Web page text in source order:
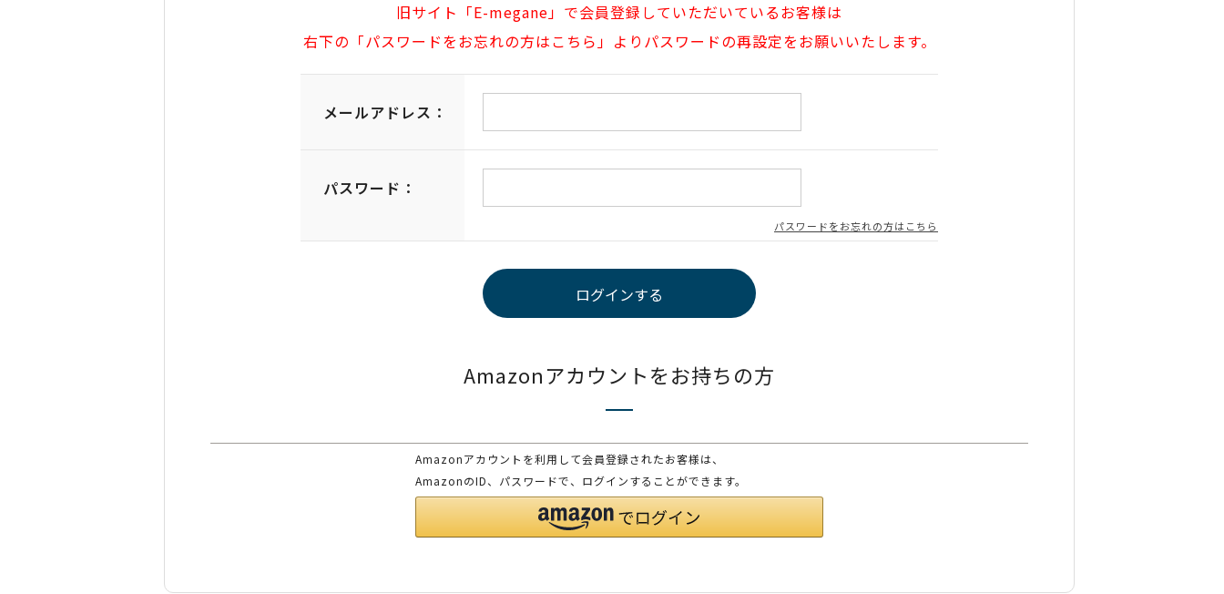
旧サイト「E-megane」で会員登録していただいているお客様は
右下の「パスワードをお忘れの方はこちら」よりパスワードの再設定をお願いいたします。
メールアドレス：
パスワード：
パスワードをお忘れの方はこちら
Amazonアカウントをお持ちの方
Amazonアカウントを利用して会員登録されたお客様は、
AmazonのID、パスワードで、ログインすることができます。